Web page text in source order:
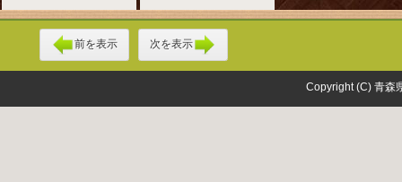
前を表示 次を表示
Copyright (C) 青森